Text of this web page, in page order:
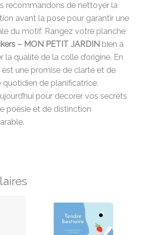
recommandons de nettoyer la
avant la pose pour garantir une
du motif. Rangez votre planche
– MON PETIT JARDIN bien à
qualité de la colle d’origine. En
une promise de clarté et de
de planificatrice.
pour décorer vos secrets
poésie et de distinction